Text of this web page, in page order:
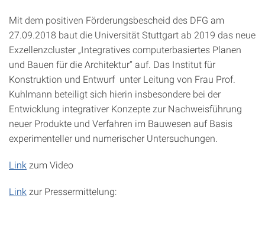
Mit dem positiven Förderungsbescheid des DFG am
27.09.2018 baut die Universität Stuttgart ab 2019 das neue
Exzellenzcluster „Integratives computerbasiertes Planen
und Bauen für die Architektur“ auf. Das Institut für
Konstruktion und Entwurf unter Leitung von Frau Prof.
Kuhlmann beteiligt sich hierin insbesondere bei der
Entwicklung integrativer Konzepte zur Nachweisführung
neuer Produkte und Verfahren im Bauwesen auf Basis
experimenteller und numerischer Untersuchungen.
Link zum Video
Link zur Pressermittelung: